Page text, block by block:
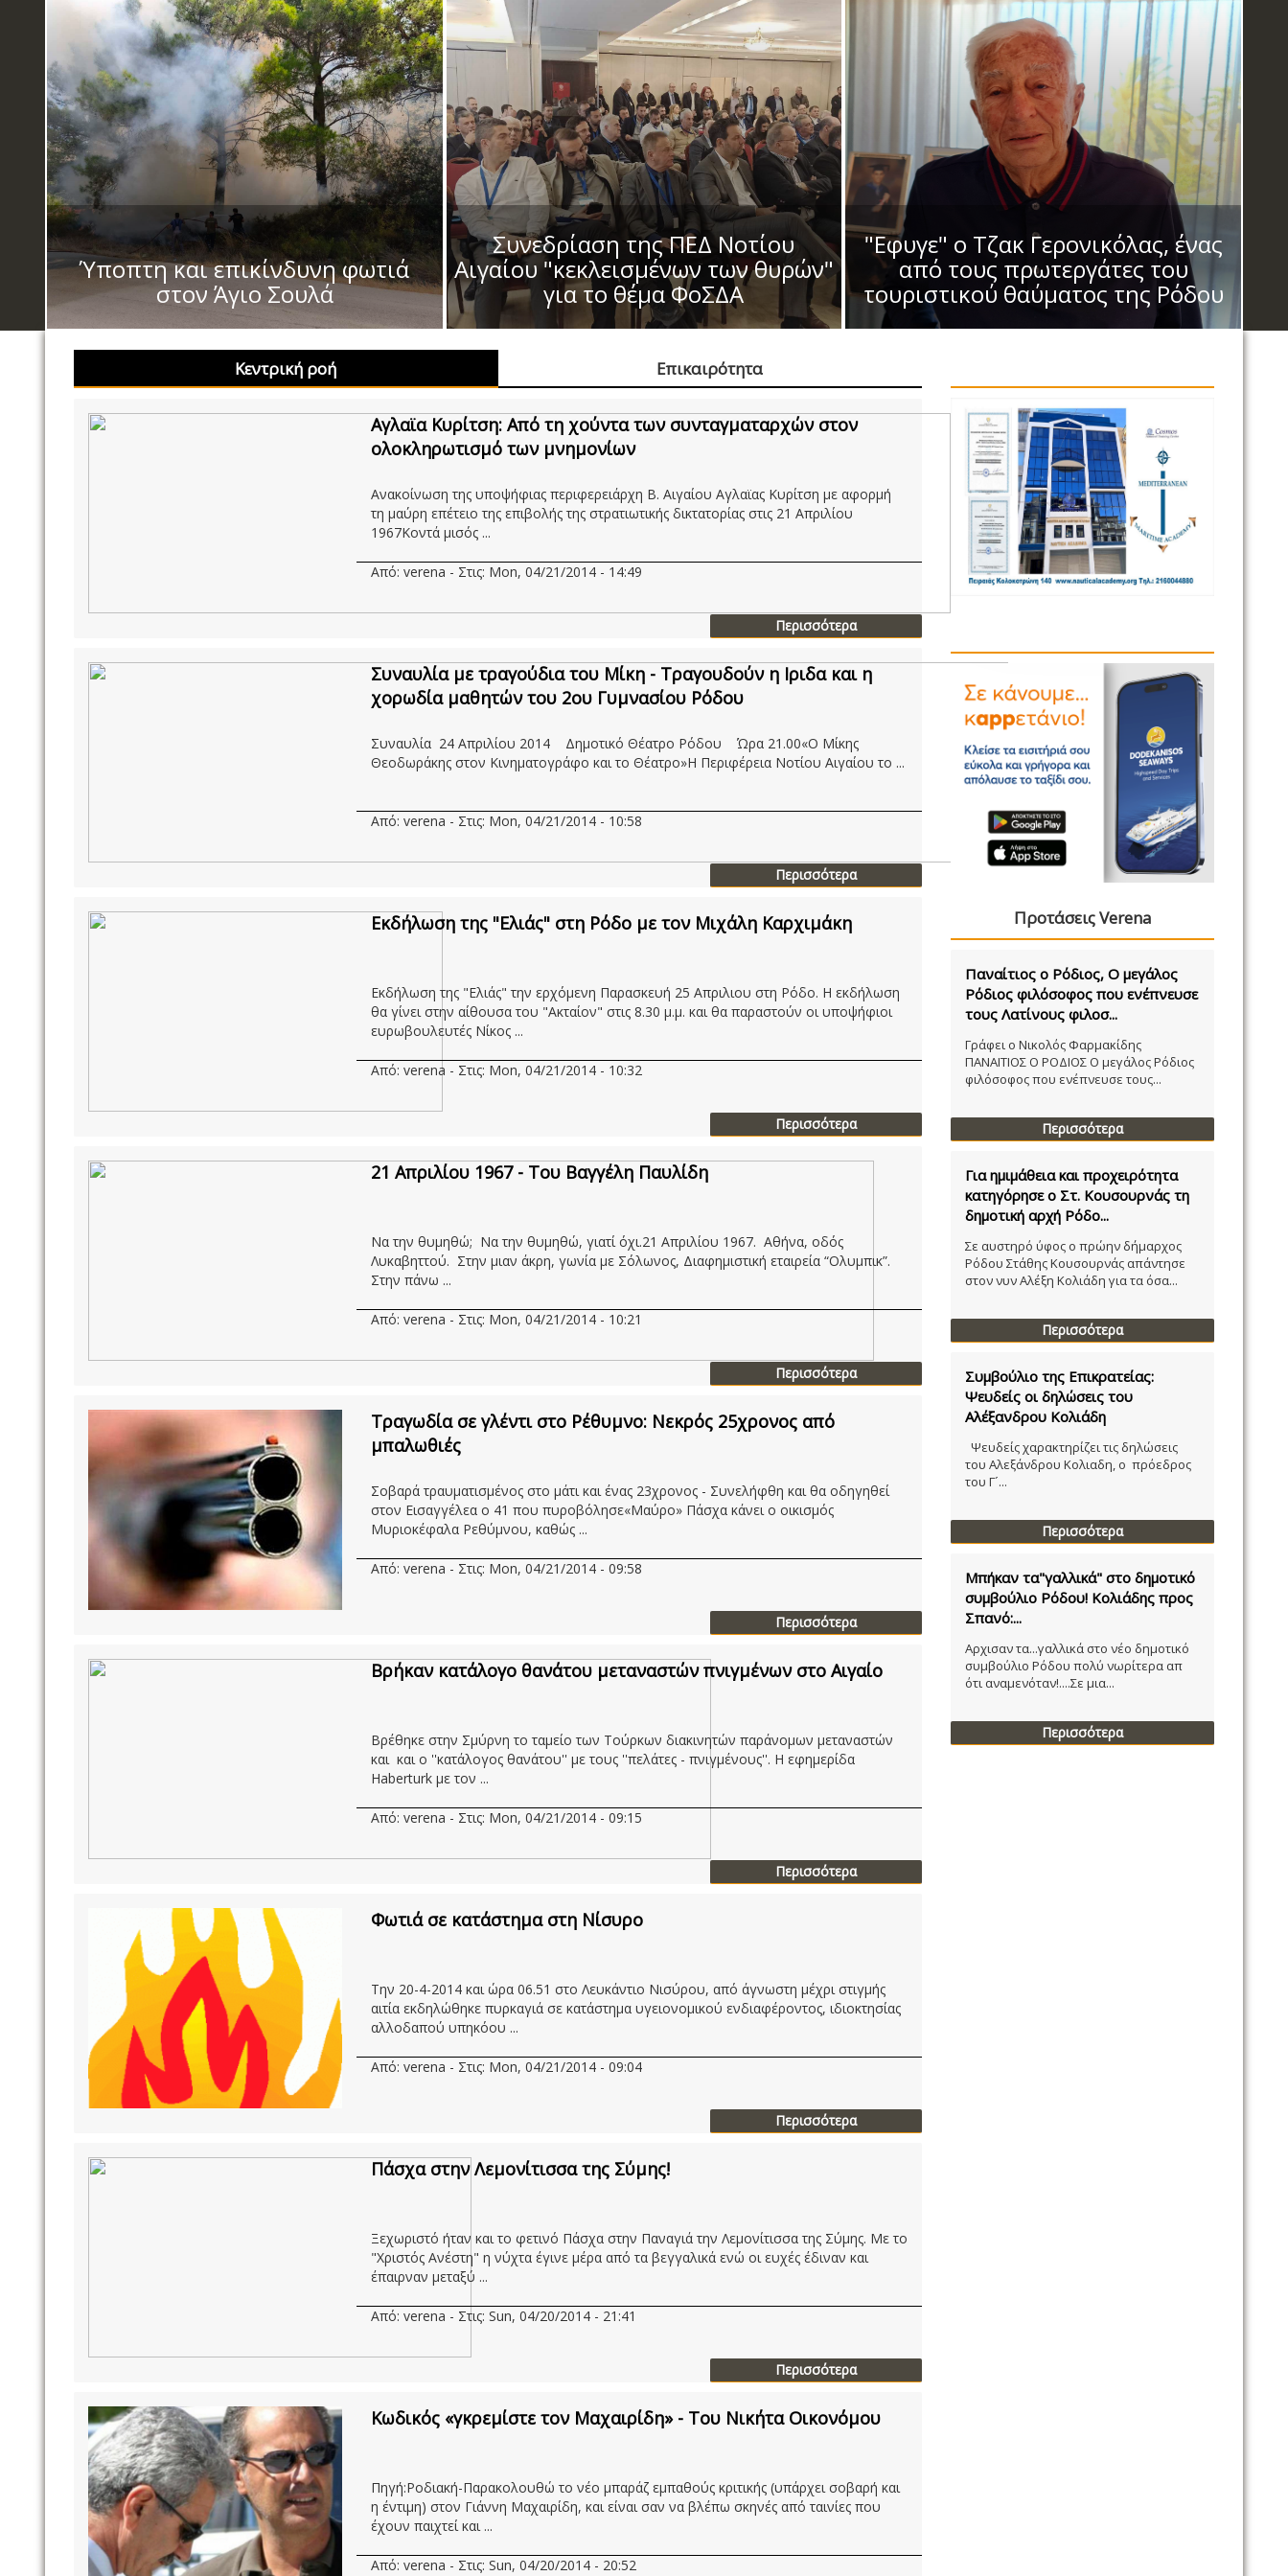
Ύποπτη και επικίνδυνη φωτιά
στον Άγιο Σουλά
Συνεδρίαση της ΠΕΔ Νοτίου
Αιγαίου "κεκλεισμένων των θυρών"
για το θέμα ΦοΣΔΑ
"Εφυγε" ο Τζακ Γερονικόλας, ένας
από τους πρωτεργάτες του
τουριστικού θαύματος της Ρόδου
Κεντρική ροή Επικαιρότητα
Αγλαϊα Κυρίτση: Από τη χούντα των συνταγματαρχών στον
ολοκληρωτισμό των μνημονίων
Ανακοίνωση της υποψήφιας περιφερειάρχη Β. Αιγαίου Αγλαϊας Κυρίτση με αφορμή
τη μαύρη επέτειο της επιβολής της στρατιωτικής δικτατορίας στις 21 Απριλίου
1967Κοντά μισός ...
Από: verena - Στις: Mon, 04/21/2014 - 14:49
Περισσότερα
Συναυλία με τραγούδια του Μίκη - Τραγουδούν η Ιριδα και η
χορωδία μαθητών του 2ου Γυμνασίου Ρόδου
Συναυλία 24 Απριλίου 2014 Δημοτικό Θέατρο Ρόδου Ώρα 21.00«Ο Μίκης
Θεοδωράκης στον Κινηματογράφο και το Θέατρο»Η Περιφέρεια Νοτίου Αιγαίου το ...
Από: verena - Στις: Mon, 04/21/2014 - 10:58
Περισσότερα
Εκδήλωση της "Ελιάς" στη Ρόδο με τον Μιχάλη Καρχιμάκη
Εκδήλωση της "Ελιάς" την ερχόμενη Παρασκευή 25 Απριλιου στη Ρόδο. Η εκδήλωση
θα γίνει στην αίθουσα του "Ακταίον" στις 8.30 μ.μ. και θα παραστούν οι υποψήφιοι
ευρωβουλευτές Νίκος ...
Από: verena - Στις: Mon, 04/21/2014 - 10:32
Περισσότερα
21 Απριλίου 1967 - Του Βαγγέλη Παυλίδη
Να την θυμηθώ; Να την θυμηθώ, γιατί όχι.21 Απριλίου 1967. Αθήνα, οδός
Λυκαβηττού. Στην μιαν άκρη, γωνία με Σόλωνος, Διαφημιστική εταιρεία “Ολυμπικ”.
Στην πάνω ...
Από: verena - Στις: Mon, 04/21/2014 - 10:21
Περισσότερα
Τραγωδία σε γλέντι στο Ρέθυμνο: Νεκρός 25χρονος από
μπαλωθιές
Σοβαρά τραυματισμένος στο μάτι και ένας 23χρονος - Συνελήφθη και θα οδηγηθεί
στον Εισαγγέλεα ο 41 που πυροβόλησε«Μαύρο» Πάσχα κάνει ο οικισμός
Μυριοκέφαλα Ρεθύμνου, καθώς ...
Από: verena - Στις: Mon, 04/21/2014 - 09:58
Περισσότερα
Βρήκαν κατάλογο θανάτου μεταναστών πνιγμένων στο Αιγαίο
Βρέθηκε στην Σμύρνη το ταμείο των Τούρκων διακινητών παράνομων μεταναστών
και και ο ''κατάλογος θανάτου'' με τους ''πελάτες - πνιγμένους''. Η εφημερίδα
Haberturk με τον ...
Από: verena - Στις: Mon, 04/21/2014 - 09:15
Περισσότερα
Φωτιά σε κατάστημα στη Νίσυρο
Την 20-4-2014 και ώρα 06.51 στο Λευκάντιο Νισύρου, από άγνωστη μέχρι στιγμής
αιτία εκδηλώθηκε πυρκαγιά σε κατάστημα υγειονομικού ενδιαφέροντος, ιδιοκτησίας
αλλοδαπού υπηκόου ...
Από: verena - Στις: Mon, 04/21/2014 - 09:04
Περισσότερα
Πάσχα στην Λεμονίτισσα της Σύμης!
Ξεχωριστό ήταν και το φετινό Πάσχα στην Παναγιά την Λεμονίτισσα της Σύμης. Με το
"Χριστός Ανέστη" η νύχτα έγινε μέρα από τα βεγγαλικά ενώ οι ευχές έδιναν και
έπαιρναν μεταξύ ...
Από: verena - Στις: Sun, 04/20/2014 - 21:41
Περισσότερα
Κωδικός «γκρεμίστε τον Μαχαιρίδη» - Του Nικήτα Οικονόμου
Πηγή:Ροδιακή-Παρακολουθώ το νέο μπαράζ εμπαθούς κριτικής (υπάρχει σοβαρή και
η έντιμη) στον Γιάννη Μαχαιρίδη, και είναι σαν να βλέπω σκηνές από ταινίες που
έχουν παιχτεί και ...
Από: verena - Στις: Sun, 04/20/2014 - 20:52
Προτάσεις Verena
Παναίτιος ο Ρόδιος, Ο μεγάλος
Ρόδιος φιλόσοφος που ενέπνευσε
τους Λατίνους φιλοσ...
Γράφει ο Νικολός Φαρμακίδης
ΠΑΝΑΙΤΙΟΣ Ο ΡΟΔΙΟΣ Ο μεγάλος Ρόδιος
φιλόσοφος που ενέπνευσε τους...
Περισσότερα
Για ημιμάθεια και προχειρότητα
κατηγόρησε ο Στ. Κουσουρνάς τη
δημοτική αρχή Ρόδο...
Σε αυστηρό ύφος ο πρώην δήμαρχος
Ρόδου Στάθης Κουσουρνάς απάντησε
στον νυν Αλέξη Κολιάδη για τα όσα...
Περισσότερα
Συμβούλιο της Επικρατείας:
Ψευδείς οι δηλώσεις του
Αλέξανδρου Κολιάδη
Ψευδείς χαρακτηρίζει τις δηλώσεις
του Αλεξάνδρου Κολιαδη, ο πρόεδρος
του Γ´...
Περισσότερα
Μπήκαν τα"γαλλικά" στο δημοτικό
συμβούλιο Ρόδου! Κολιάδης προς
Σπανό:...
Αρχισαν τα...γαλλικά στο νέο δημοτικό
συμβούλιο Ρόδου πολύ νωρίτερα απ
ότι αναμενόταν!....Σε μια...
Περισσότερα